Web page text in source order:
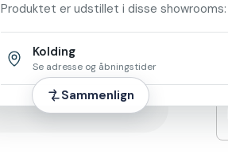
Sammenlign
Produktet er udstillet i disse showrooms:
Kolding
Se adresse og åbningstider